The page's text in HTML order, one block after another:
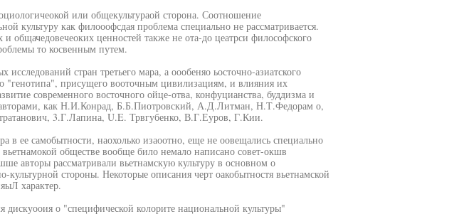
или общекультураой сторона. Соотношение
культуру как филооофсдая проблема специально не рассматривается.
общачедовечеоких ценностей также не ота-до цеатрси философского
то косвенным путем.
исследований стран третьего мара, а оообеняо ьосточно-азиатского
"генотипа", присущего вооточным цивилизациям, и влияния их
современного восточного ойце-отва, конфуцианства, буддизма и
авторами, как Н.И.Конрад, Б.Б.Пиотровский, А.Д.Литман, Н.Т.Федорам о,
3.Г.Лапина, U.E. Трвгубенко, В.Г.Еуров, Г.Кии.
в ее самобытности, наохолько изаоотно, еще не оовещались специально
вьетнамокой обществе вообще било немало написано совет-окшв
авторы рассматривали вьетнамскую культуру в основном о
культурной стороны. Некоторые описания черт оакобытностя вьетнамской
характер.
дискуооия о "специфической колорите национальной культуры"